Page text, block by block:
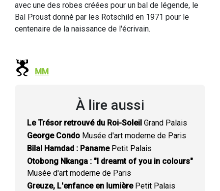
avec une des robes créées pour un bal de légende, le
Bal Proust donné par les Rotschild en 1971 pour le
centenaire de la naissance de l'écrivain.
MM
À lire aussi
Le Trésor retrouvé du Roi-Soleil Grand Palais
George Condo Musée d'art moderne de Paris
Bilal Hamdad : PanamePetit Palais
Otobong Nkanga : "I dreamt of you in colours"
Musée d'art moderne de Paris
Greuze, L'enfance en lumièrePetit Palais